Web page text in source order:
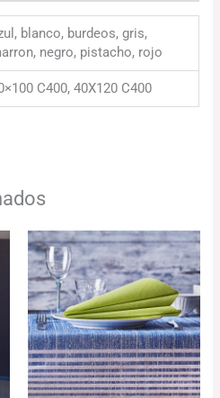
blanco, burdeos, gris,
negro, pistacho, rojo
C400, 40X120 C400
Rango
de
precios:
desde
116.63€
hasta
170.52€